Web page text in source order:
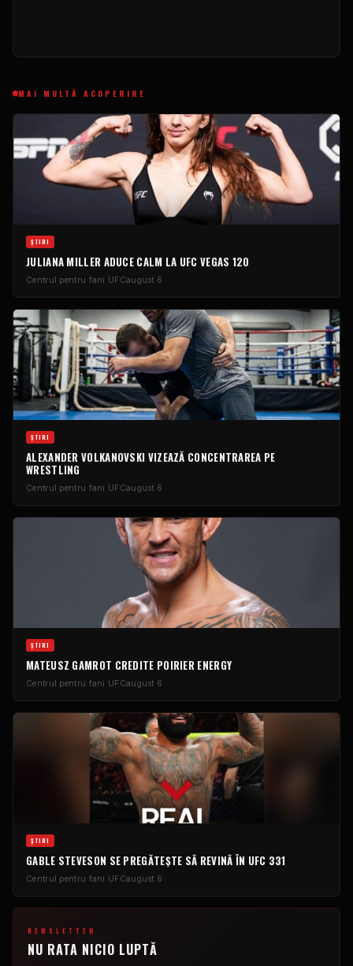
MAI MULTĂ ACOPERIRE
ŞTIRI
JULIANA MILLER ADUCE CALM LA UFC VEGAS 120
Centrul pentru fani UFCaugust 6
ŞTIRI
ALEXANDER VOLKANOVSKI VIZEAZĂ CONCENTRAREA PE
WRESTLING
Centrul pentru fani UFCaugust 6
ŞTIRI
MATEUSZ GAMROT CREDITE POIRIER ENERGY
Centrul pentru fani UFCaugust 6
ŞTIRI
GABLE STEVESON SE PREGĂTEȘTE SĂ REVINĂ ÎN UFC 331
Centrul pentru fani UFCaugust 6
NEWSLETTER
NU RATA NICIO LUPTĂ